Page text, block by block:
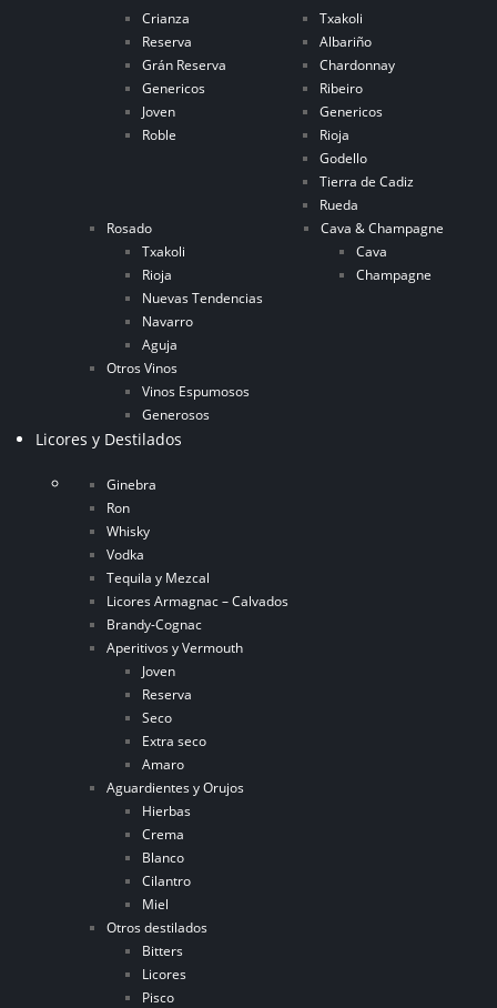
Crianza
Reserva
Grán Reserva
Genericos
Joven
Roble
Txakoli
Albariño
Chardonnay
Ribeiro
Genericos
Rioja
Godello
Tierra de Cadiz
Rueda
Rosado
Txakoli
Rioja
Nuevas Tendencias
Navarro
Aguja
Cava & Champagne
Cava
Champagne
Otros Vinos
Vinos Espumosos
Generosos
Licores y Destilados
Ginebra
Ron
Whisky
Vodka
Tequila y Mezcal
Licores Armagnac – Calvados
Brandy-Cognac
Aperitivos y Vermouth
Joven
Reserva
Seco
Extra seco
Amaro
Aguardientes y Orujos
Hierbas
Crema
Blanco
Cilantro
Miel
Otros destilados
Bitters
Licores
Pisco